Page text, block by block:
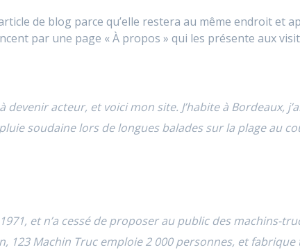
article de blog parce qu’elle restera au même endroit
par une page « À propos » qui les présente aux
acteur, et voici mon site. J’habite à Bordeaux,
soudaine lors de longues balades sur la plage au
et n’a cessé de proposer au public des machins-
123 Machin Truc emploie 2 000 personnes, et